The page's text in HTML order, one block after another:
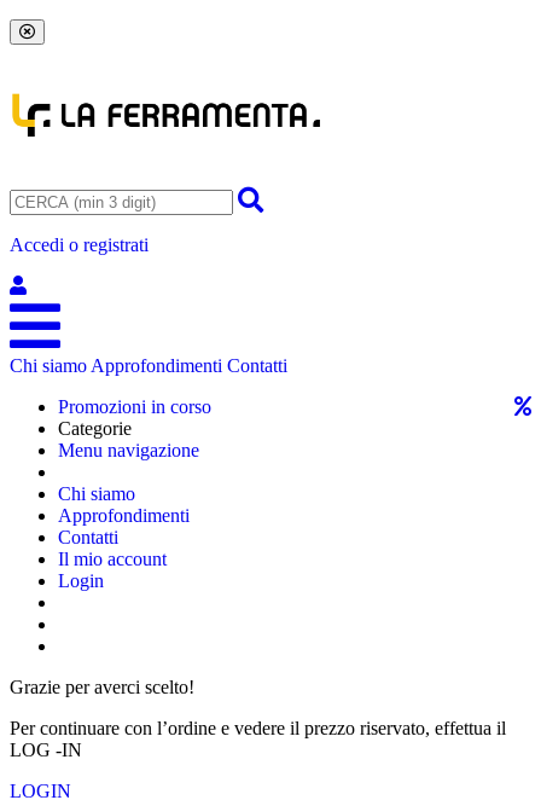
Accedi o registrati
Chi siamo Approfondimenti Contatti
Promozioni in corso
Categorie
Menu navigazione
Chi siamo
Approfondimenti
Contatti
Il mio account
Login
Grazie per averci scelto!
Per continuare con l’ordine e vedere il prezzo riservato, effettua il
LOG -IN
LOGIN